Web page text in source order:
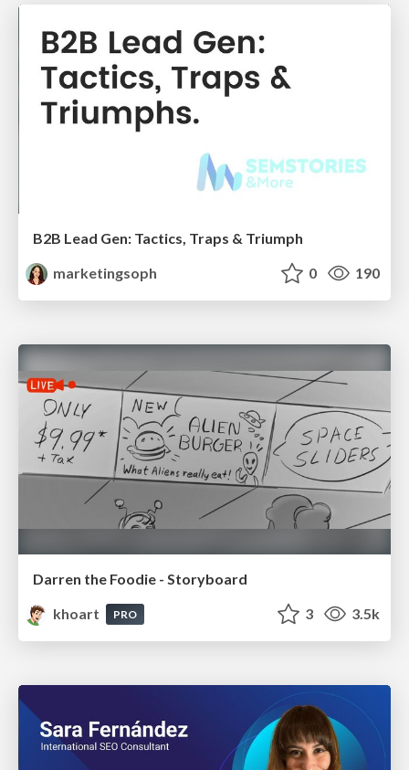
B2B Lead Gen: Tactics, Traps & Triumph
marketingsoph
0 190
Darren the Foodie - Storyboard
khoart
PRO 3 3.5k